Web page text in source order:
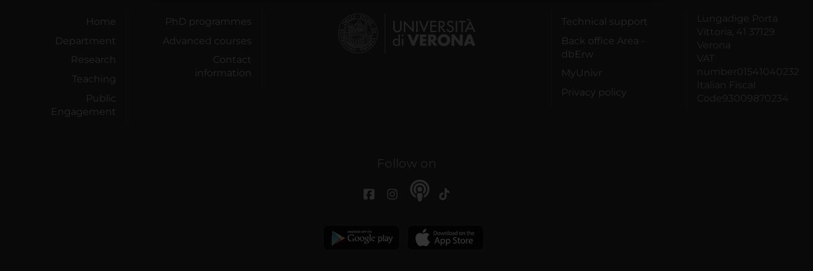
Home
Department
Research
Teaching
Public
Engagement
PhD programmes
Advanced courses
Contact
information
Technical support
Back office Area -
dbErw
MyUnivr
Privacy policy
Lungadige Porta
Vittoria, 41 37129
Verona
VAT
number01541040232
Italian Fiscal
Code93009870234
Follow on